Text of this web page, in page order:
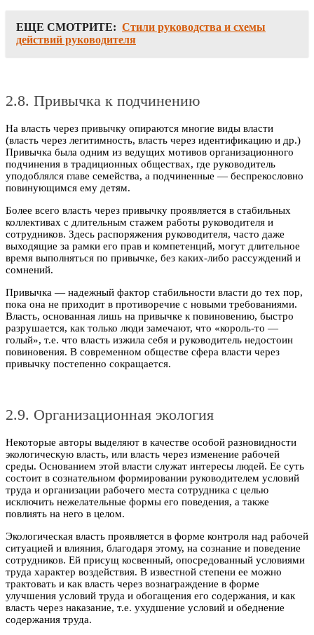
ЕЩЕ СМОТРИТЕ: Стили руководства и схемы
действий руководителя
2.8. Привычка к подчинению
На власть через привычку опираются многие виды власти
(власть через легитимность, власть через идентификацию и др.)
Привычка была одним из ведущих мотивов организационного
подчинения в традиционных обществах, где руководитель
уподоблялся главе семейства, а подчиненные — беспрекословно
повинующимся ему детям.
Более всего власть через привычку проявляется в стабильных
коллективах с длительным стажем работы руководителя и
сотрудников. Здесь распоряжения руководителя, часто даже
выходящие за рамки его прав и компетенций, могут длительное
время выполняться по привычке, без каких-либо рассуждений и
сомнений.
Привычка — надежный фактор стабильности власти до тех пор,
пока она не приходит в противоречие с новыми требованиями.
Власть, основанная лишь на привычке к повиновению, быстро
разрушается, как только люди замечают, что «король-то —
голый», т.е. что власть изжила себя и руководитель недостоин
повиновения. В современном обществе сфера власти через
привычку постепенно сокращается.
2.9. Организационная экология
Некоторые авторы выделяют в качестве особой разновидности
экологическую власть, или власть через изменение рабочей
среды. Основанием этой власти служат интересы людей. Ее суть
состоит в сознательном формировании руководителем условий
труда и организации рабочего места сотрудника с целью
исключить нежелательные формы его поведения, а также
повлиять на него в целом.
Экологическая власть проявляется в форме контроля над рабочей
ситуацией и влияния, благодаря этому, на сознание и поведение
сотрудников. Ей присущ косвенный, опосредованный условиями
труда характер воздействия. В известной степени ее можно
трактовать и как власть через вознаграждение в форме
улучшения условий труда и обогащения его содержания, и как
власть через наказание, т.е. ухудшение условий и обеднение
содержания труда.